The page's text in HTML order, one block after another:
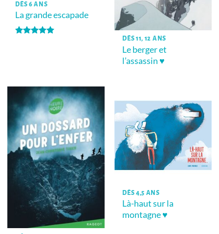
DÈS 6 ANS
La grande escapade
DÈS 11, 12 ANS
Le berger et
l’assassin ♥
DÈS 4,5 ANS
Là-haut sur la
montagne ♥